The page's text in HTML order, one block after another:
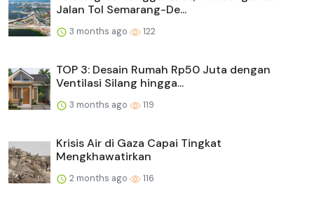
Jalan Tol Semarang-De...
3 months ago 122
TOP 3: Desain Rumah Rp50 Juta dengan
Ventilasi Silang hingga...
3 months ago 119
Krisis Air di Gaza Capai Tingkat
Mengkhawatirkan
2 months ago 116